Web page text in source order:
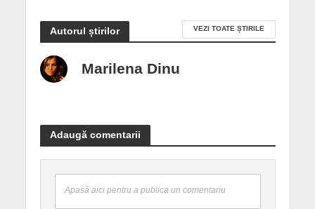
Autorul știrilor VEZI TOATE ȘTIRILE
Marilena Dinu
Adaugă comentarii
Apasă aici pentru a publica un comentariu